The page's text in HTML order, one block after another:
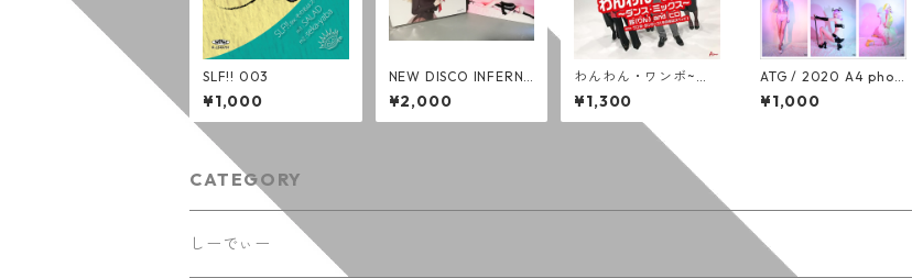
SLF!! 003
¥1,000
NEW DISCO INFERN
O - その名はスペィド
(7インチ：アナログレ
コード)
¥2,000
わんわん・ワンボ~ダ
ンス・ミックス~ [DV
D]
¥1,300
ATG / 2020 A4 phot
o (全５種)
¥1,000
CATEGORY
しーでぃー